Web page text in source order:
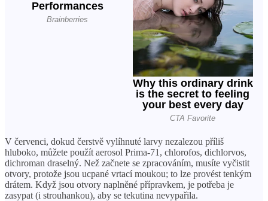
V červenci, dokud čerstvě vylíhnuté larvy nezalezou příliš
hluboko, můžete použít aerosol Prima-71, chlorofos, dichlorvos,
dichroman draselný. Než začnete se zpracováním, musíte vyčistit
otvory, protože jsou ucpané vrtací moukou; to lze provést tenkým
drátem. Když jsou otvory naplněné přípravkem, je potřeba je
zasypat (i strouhankou), aby se tekutina nevypařila.